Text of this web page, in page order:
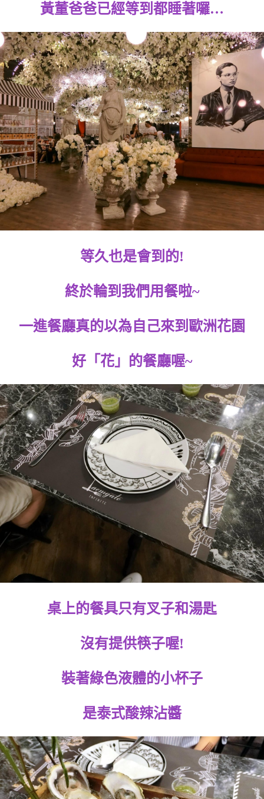
黃董爸爸已經等到都睡著囉…
等久也是會到的!
終於輪到我們用餐啦~
一進餐廳真的以為自己來到歐洲花園
好「花」的餐廳喔~
桌上的餐具只有叉子和湯匙
沒有提供筷子喔!
裝著綠色液體的小杯子
是泰式酸辣沾醬